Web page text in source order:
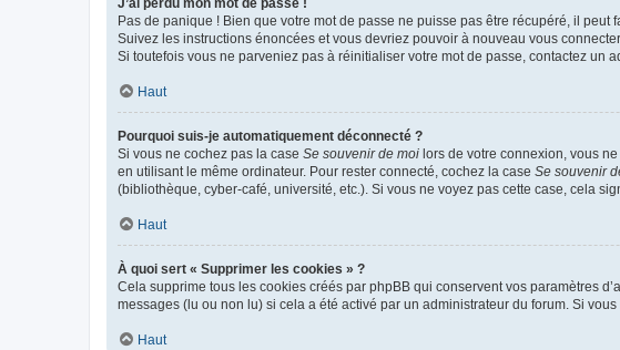
Pas de panique ! Bien que votre mot de passe ne puisse pas être récupéré, il
Suivez les instructions énoncées et vous devriez pouvoir à nouveau vous connecter.
Si toutefois vous ne parveniez pas à réinitialiser votre mot de passe, contactez un
Haut
Pourquoi suis-je automatiquement déconnecté ?
Si vous ne cochez pas la case Se souvenir de moi lors de votre connexion, vous
en utilisant le même ordinateur. Pour rester connecté, cochez la case Se souvenir
(bibliothèque, cyber-café, université, etc.). Si vous ne voyez pas cette case, cela
Haut
À quoi sert « Supprimer les cookies » ?
Cela supprime tous les cookies créés par phpBB qui conservent vos paramètres
messages (lu ou non lu) si cela a été activé par un administrateur du forum. Si
Haut